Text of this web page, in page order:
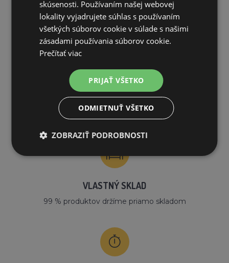
PREČO NAKUPOVAŤ U NÁS?
DOPRAVA ZDARMA
na všetky objednávky od 200€ vrátane DPH.
VLASTNÝ SKLAD
99 % produktov držíme priamo skladom
skúsenosti. Používaním našej webovej
lokality vyjadrujete súhlas s používaním
všetkých súborov cookie v súlade s našimi
zásadami používania súborov cookie.
Prečítať viac
PRIJAŤ VŠETKO
ODMIETNUŤ VŠETKO
ZOBRAZIŤ PODROBNOSTI